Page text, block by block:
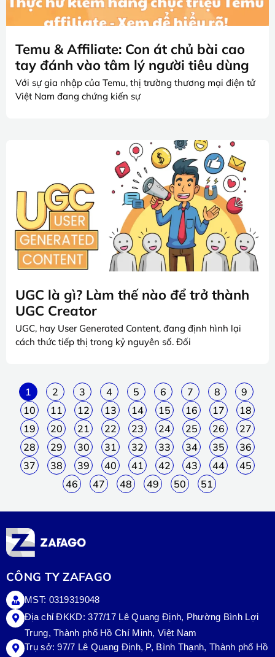
Temu & Affiliate: Con át chủ bài cao
tay đánh vào tâm lý người tiêu dùng
Với sự gia nhập của Temu, thị trường thương mại điện tử
Việt Nam đang chứng kiến sự
UGC là gì? Làm thế nào để trở thành
UGC Creator
UGC, hay User Generated Content, đang định hình lại
cách thức tiếp thị trong kỷ nguyên số. Đối
1 2 3 4 5 6 7 8
9
10
11 12 13 14 15 16 17
18
19
20 21 22 23 24 25 26
27
28
29 30 31 32 33 34 35
36
37
38 39 40 41 42 43 44
45
46
47 48 49 50 51
CÔNG TY ZAFAGO
MST: 0319319048
Địa chỉ ĐKKD: 377/17 Lê Quang Định, Phường Bình Lợi
Trung, Thành phố Hồ Chí Minh, Việt Nam
Trụ sở:97/7 Lê Quang Định, P, Bình Thạnh, Thành phố Hồ